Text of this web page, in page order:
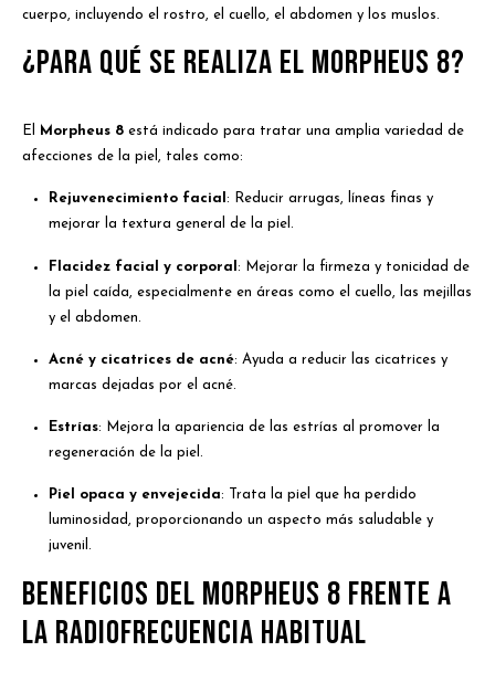
cuerpo, incluyendo el rostro, el cuello, el abdomen y los muslos.
¿Para qué se realiza el Morpheus 8?
El Morpheus 8 está indicado para tratar una amplia variedad de
afecciones de la piel, tales como:
Rejuvenecimiento facial : Reducir arrugas, líneas finas y
mejorar la textura general de la piel.
Flacidez facial y corporal : Mejorar la firmeza y tonicidad de
la piel caída, especialmente en áreas como el cuello, las mejillas
y el abdomen.
Acné y cicatrices de acné: Ayuda a reducir las cicatrices y
marcas dejadas por el acné.
Estrías: Mejora la apariencia de las estrías al promover la
regeneración de la piel.
Piel opaca y envejecida: Trata la piel que ha perdido
luminosidad, proporcionando un aspecto más saludable y
juvenil.
Beneficios del Morpheus 8 frente a
la radiofrecuencia habitual